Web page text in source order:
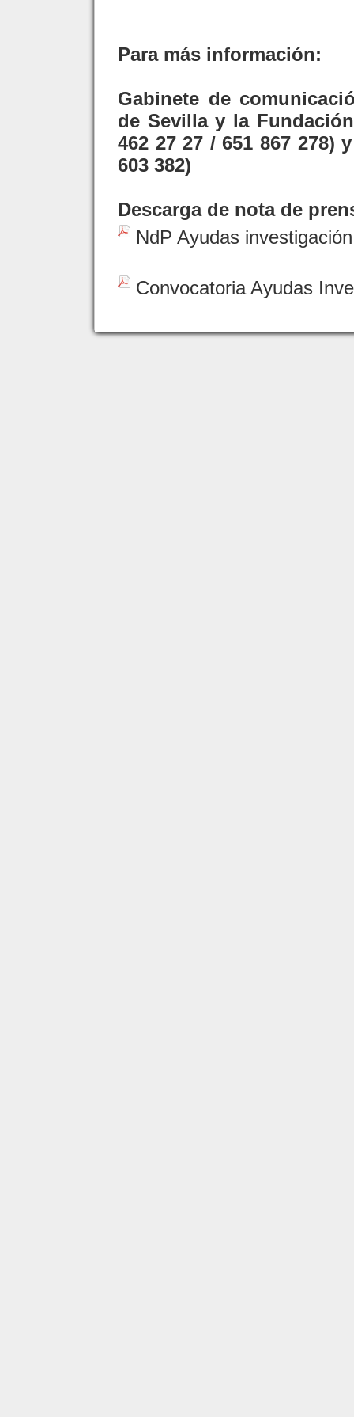
Para más información:
Gabinete de
de Sevilla y la
462 27 27 / 651 867 278)
603 382)
Descarga de nota de
NdP Ayudas
Convocatoria Ayudas